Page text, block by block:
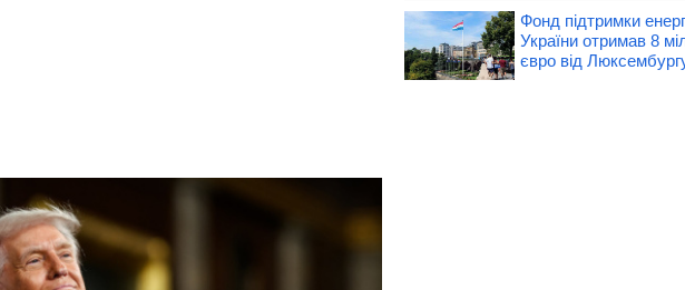
Фонд підтримки
України отримав 8
євро від